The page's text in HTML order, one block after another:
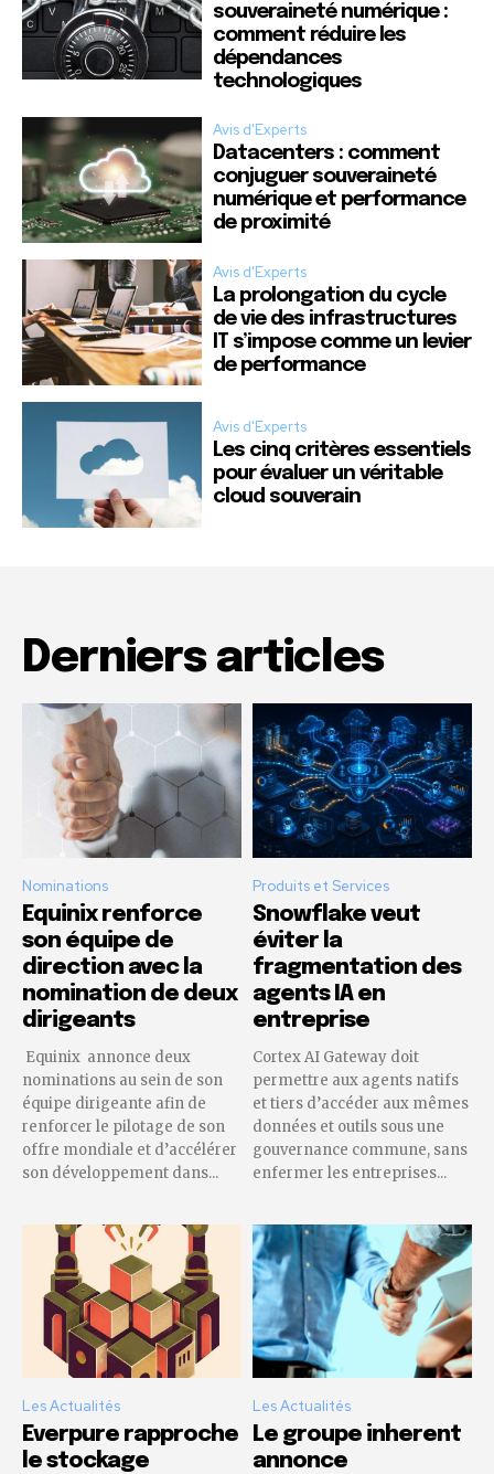
souveraineté numérique :
comment réduire les
dépendances
technologiques
Avis d'Experts
Datacenters : comment
conjuguer souveraineté
numérique et performance
de proximité
Avis d'Experts
La prolongation du cycle
de vie des infrastructures
IT s’impose comme un levier
de performance
Avis d'Experts
Les cinq critères essentiels
pour évaluer un véritable
cloud souverain
Derniers articles
Nominations
Equinix renforce
son équipe de
direction avec la
nomination de deux
dirigeants
Equinix annonce deux
nominations au sein de son
équipe dirigeante afin de
renforcer le pilotage de son
offre mondiale et d’accélérer
son développement dans...
Produits et Services
Snowflake veut
éviter la
fragmentation des
agents IA en
entreprise
Cortex AI Gateway doit
permettre aux agents natifs
et tiers d’accéder aux mêmes
données et outils sous une
gouvernance commune, sans
enfermer les entreprises...
Les Actualités
Everpure rapproche
le stockage
Les Actualités
Le groupe inherent
annonce